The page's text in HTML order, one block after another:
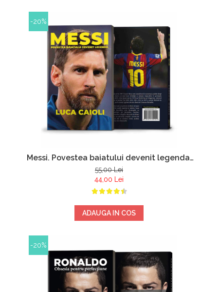
-20%
Messi. Povestea baiatului devenit legenda.
Editia a treia - Luca Caioli
55,00 Lei
44,00 Lei
ADAUGA IN COS
-20%